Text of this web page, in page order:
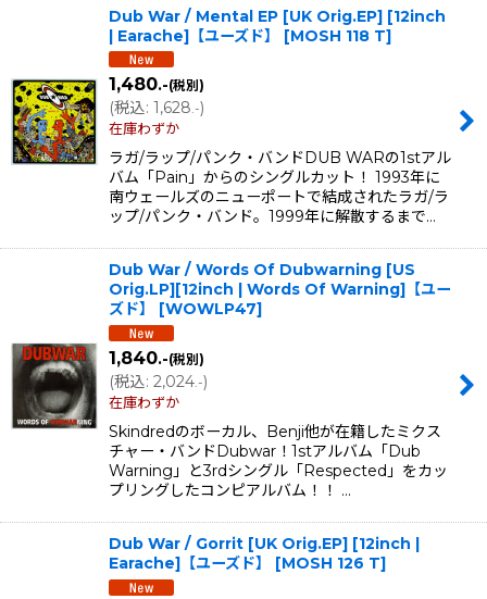
並び順:
絞り込む
Dub War / Mental EP [UK Orig.EP] [12inch
| Earache]【ユーズド】
[MOSH 118 T]
1,480.-(税別)
(税込: 1,628.-)
在庫わずか
ラガ/ラップ/パンク・バンドDUB WARの1stアル
バム「Pain」からのシングルカット！ 1993年に
南ウェールズのニューポートで結成されたラガ/ラ
ップ/パンク・バンド。1999年に解散するまで…
Dub War / Words Of Dubwarning [US
Orig.LP][12inch | Words Of Warning]【ユー
ズド】
[WOWLP47]
1,840.-(税別)
(税込: 2,024 .-)
在庫わずか
Skindredのボーカル、Benji他が在籍したミクス
チャー・バンドDubwar！1stアルバム「Dub
Warning」と3rdシングル「Respected」をカッ
プリングしたコンピアルバム！！ …
Dub War / Gorrit [UK Orig.EP] [12inch |
Earache]【ユーズド】
[MOSH 126 T]